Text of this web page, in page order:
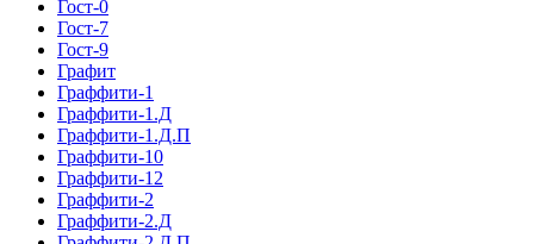
Гост-0
Гост-7
Гост-9
Графит
Граффити-1
Граффити-1.Д
Граффити-1.Д.П
Граффити-10
Граффити-12
Граффити-2
Граффити-2.Д